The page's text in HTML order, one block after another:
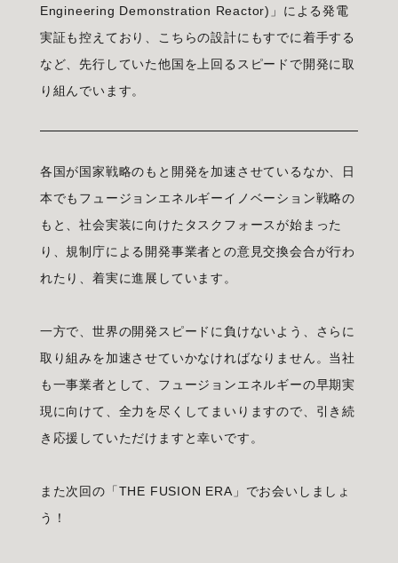
Engineering Demonstration Reactor)」による発電
実証も控えており、こちらの設計にもすでに着手する
など、先行していた他国を上回るスピードで開発に取
り組んでいます。
各国が国家戦略のもと開発を加速させているなか、日
本でもフュージョンエネルギーイノベーション戦略の
もと、社会実装に向けたタスクフォースが始まった
り、規制庁による開発事業者との意見交換会合が行わ
れたり、着実に進展しています。
一方で、世界の開発スピードに負けないよう、さらに
取り組みを加速させていかなければなりません。当社
も一事業者として、フュージョンエネルギーの早期実
現に向けて、全力を尽くしてまいりますので、引き続
き応援していただけますと幸いです。
また次回の「THE FUSION ERA」でお会いしましょ
う！